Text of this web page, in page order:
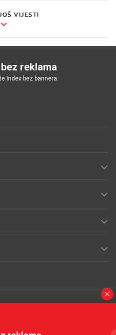
VIJESTI
reklama
Index bez bannera.